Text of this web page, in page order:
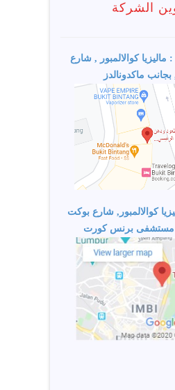
الشركة
ماليزيا كوالالمبور , شارع
ماكدونالدز
كوالالمبور, شارع بوكت
مستشفى برنس كورت